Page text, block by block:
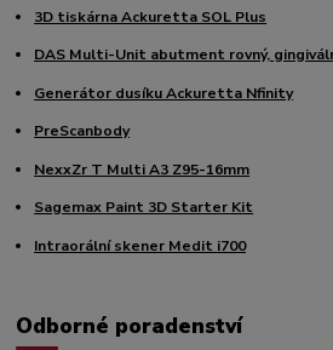
3D tiskárna Ackuretta SOL Plus
DAS Multi-Unit abutment rovný,
Generátor dusíku Ackuretta Nfinity
PreScanbody
NexxZr T Multi A3 Z95-16mm
Sagemax Paint 3D Starter Kit
Intraorální skener Medit i700
Odborné poradenství